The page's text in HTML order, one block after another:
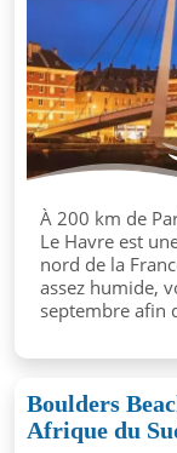
À 200 km de
Le Havre est
nord de la
assez humide,
septembre afin
Boulders
Afrique du